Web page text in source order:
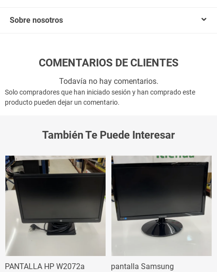
Sobre nosotros
COMENTARIOS DE CLIENTES
Todavía no hay comentarios.
Solo compradores que han iniciado sesión y han comprado este
producto pueden dejar un comentario.
También Te Puede Interesar
PANTALLA HP W2072a
pantalla Samsung